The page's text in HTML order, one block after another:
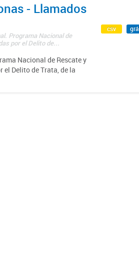
- Llamados
Programa Nacional de
por el Delito de...
Nacional de Rescate y
Delito de Trata, de la
csv